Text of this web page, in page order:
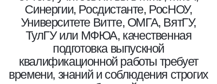
Если вам нужна помощь в написании диплома, эта
статья расскажет, как правильно подойти к
процессу, где получить профессиональную
поддержку и как успешно защитить дипломный
проект.
1. Особенности написания ВКР в разных вузах
Каждый университет предъявляет свои
требования к дипломным работам. Рассмотрим
ключевые нюансы: